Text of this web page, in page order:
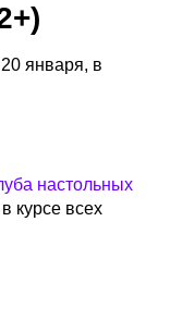
января, в
настольных
курсе всех